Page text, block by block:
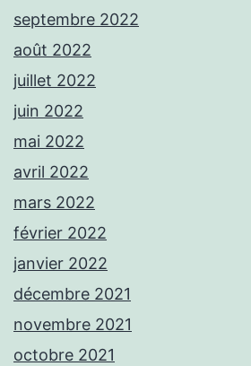
septembre 2022
août 2022
juillet 2022
juin 2022
mai 2022
avril 2022
mars 2022
février 2022
janvier 2022
décembre 2021
novembre 2021
octobre 2021